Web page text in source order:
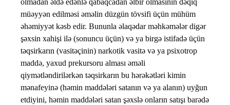
olmadan əldə edənlə qabaqcadan əlbir olmasının dəqiq
müəyyən edilməsi əməlin düzgün tövsifi üçün mühüm
əhəmiyyət kəsb edir. Bununla əlaqədar məhkəmələr digər
şəxsin xahişi ilə (sonuncu üçün) və ya birgə istifadə üçün
təqsirkarın (vasitəçinin) narkotik vasitə və ya psixotrop
maddə, yaxud prekursoru alması əməli
qiymətləndirilərkən təqsirkarın bu hərəkətləri kimin
mənafeyinə (həmin maddələri satanın və ya alanın) uyğun
etdiyini, həmin maddələri satan şəxslə onların satışı barədə